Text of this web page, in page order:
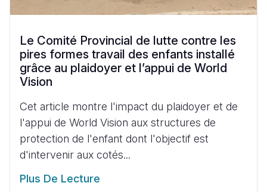
Le Comité Provincial de lutte contre les
pires formes travail des enfants installé
grâce au plaidoyer et l’appui de World
Vision
Cet article montre l'impact du plaidoyer et de
l'appui de World Vision aux structures de
protection de l'enfant dont l'objectif est
d'intervenir aux cotés...
Plus De Lecture